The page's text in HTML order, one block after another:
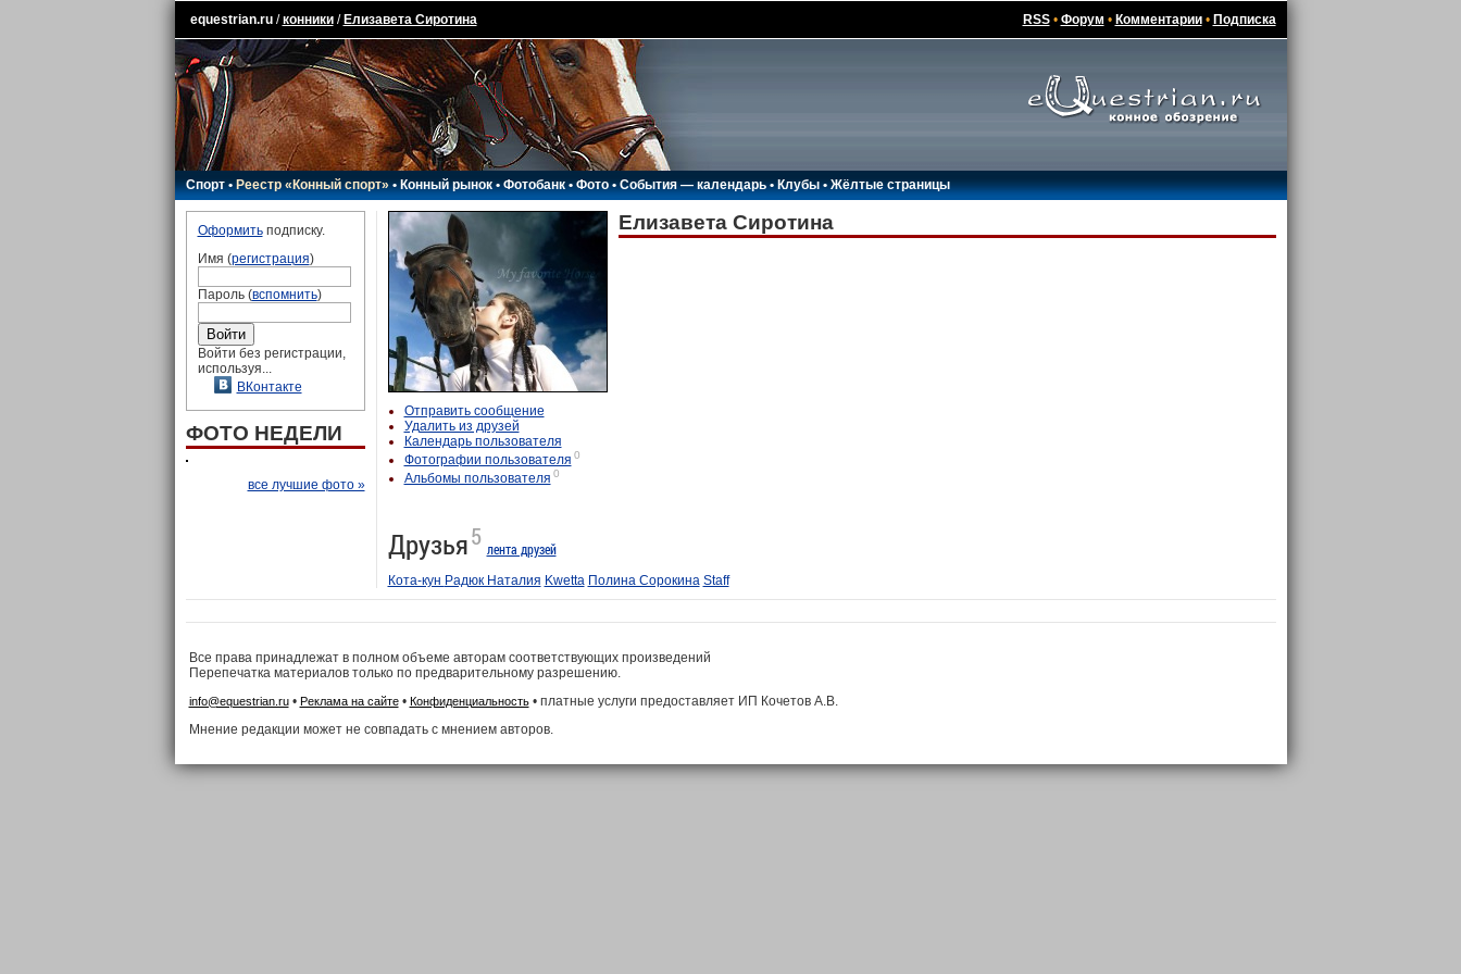
equestrian.ru/конники/ Елизавета Сиротина RSS• Форум • Комментарии• Подписка
Спорт•Реестр «Конный спорт»•Конный рынок•Фотобанк •Фото•События — календарь•Клубы •Жёлтые страницы
Оформитьподписку.
Имя (регистрация)
Пароль (вспомнить)
Войти без регистрации,
используя...
ВКонтакте
ФОТО НЕДЕЛИ
все лучшие фото »
Отправить сообщение
Удалить из друзей
Календарь пользователя
Фотографии пользователя 0
Альбомы пользователя 0
Елизавета Сиротина
Друзья5 лента друзей
Кота-кун Радюк Наталия Kwetta Полина Сорокина Staff
Все права принадлежат в полном объеме авторам соответствующих произведений
Перепечатка материалов только по предварительному разрешению.
info@equestrian.ru• Реклама на сайте• Конфиденциальность• платные услуги предоставляет ИП Кочетов А.В.
Мнение редакции может не совпадать с мнением авторов.